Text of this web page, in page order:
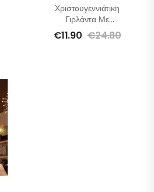
Χριστουγεννιάτικη
Γιρλάντα Με
Λάμπες-2.5m
€11.90 €24.80